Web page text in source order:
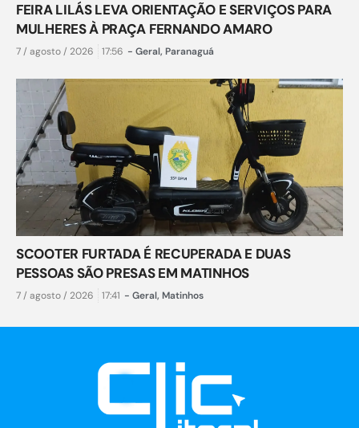
FEIRA LILÁS LEVA ORIENTAÇÃO E SERVIÇOS PARA
MULHERES À PRAÇA FERNANDO AMARO
7 / agosto / 2026 17:56 - Geral, Paranaguá
SCOOTER FURTADA É RECUPERADA E DUAS
PESSOAS SÃO PRESAS EM MATINHOS
7 / agosto / 2026 17:41 - Geral, Matinhos